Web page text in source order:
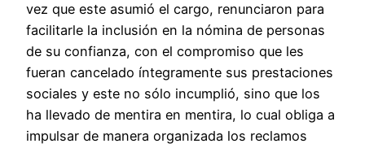
vez que este asumió el cargo, renunciaron para
facilitarle la inclusión en la nómina de personas
de su confianza, con el compromiso que les
fueran cancelado íntegramente sus prestaciones
sociales y este no sólo incumplió, sino que los
ha llevado de mentira en mentira, lo cual obliga a
impulsar de manera organizada los reclamos